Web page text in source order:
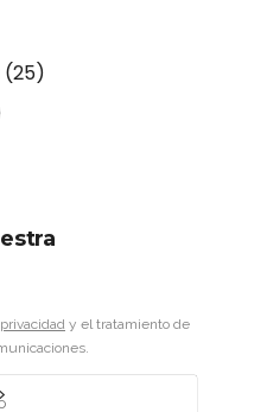
(25)
y el tratamiento de